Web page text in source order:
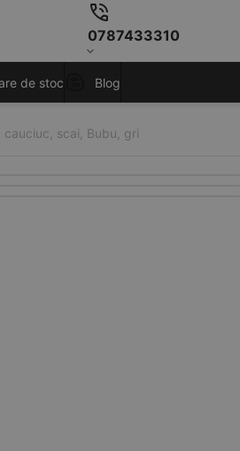
0787433310
de stoc Blog
scai, Bubu, gri